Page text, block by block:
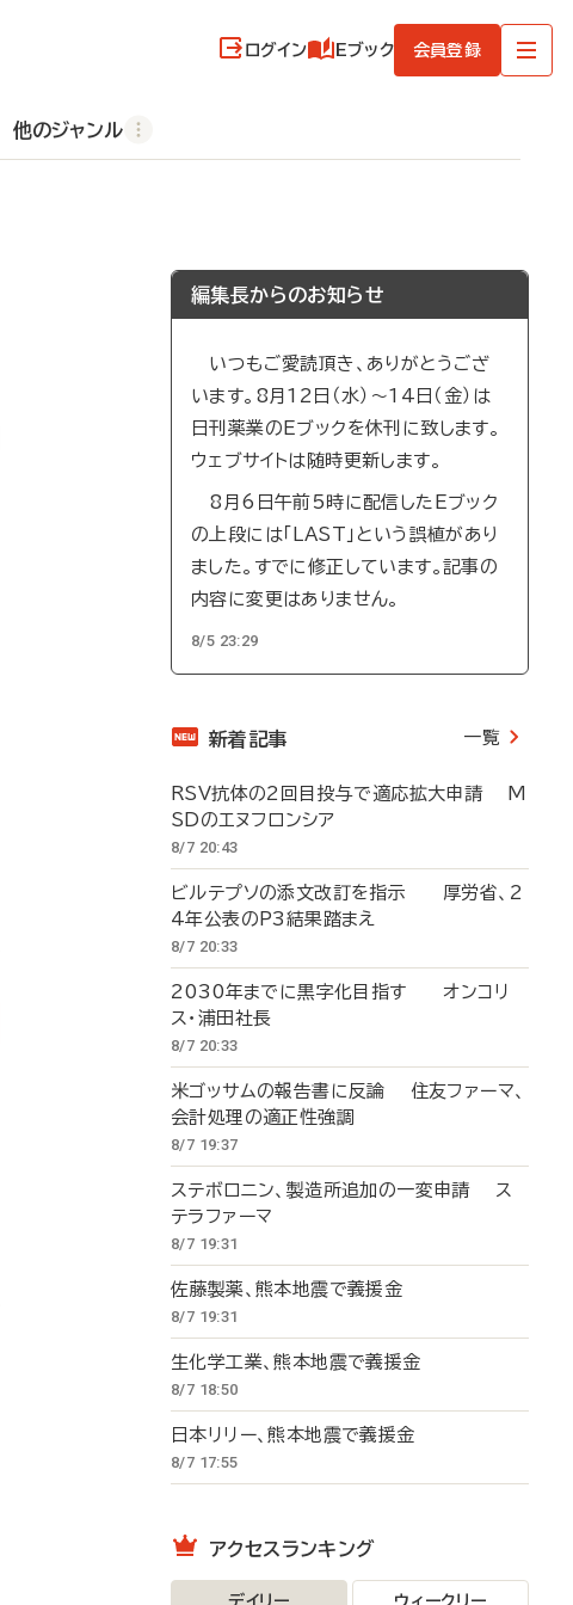
ログイン Eブック 会員登録
他のジャンル
編集長からのお知らせ
いつもご愛読頂き、ありがとうござ
います。8月12日（水）～14日（金）は
日刊薬業のEブックを休刊に致します。
ウェブサイトは随時更新します。
8月6日午前5時に配信したEブック
の上段には「LAST」という誤植があり
ました。すでに修正しています。記事の
内容に変更はありません。
8/5 23:29
新着記事 一覧
RSV抗体の2回目投与で適応拡大申請 M
SDのエヌフロンシア
8/7 20:43
ビルテプソの添文改訂を指示 厚労省、2
4年公表のP3結果踏まえ
8/7 20:33
2030年までに黒字化目指す オンコリ
ス・浦田社長
8/7 20:33
米ゴッサムの報告書に反論 住友ファーマ、
会計処理の適正性強調
8/7 19:37
ステボロニン、製造所追加の一変申請 ス
テラファーマ
8/7 19:31
佐藤製薬、熊本地震で義援金
8/7 19:31
生化学工業、熊本地震で義援金
8/7 18:50
日本リリー、熊本地震で義援金
8/7 17:55
アクセスランキング
デイリー ウィークリー